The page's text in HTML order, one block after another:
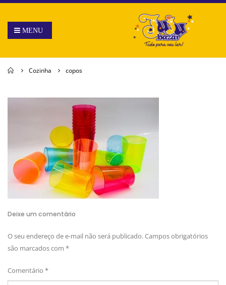
Home
Cozinha copos
Deixe um comentário
O seu endereço de e-mail não será publicado.Campos obrigatórios
são marcados com *
Comentário *